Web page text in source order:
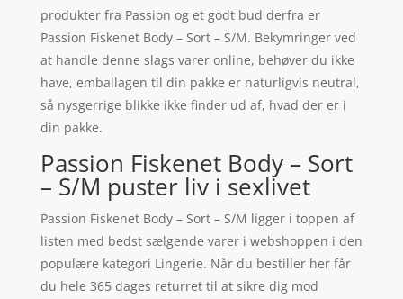
produkter fra Passion og et godt bud derfra er
Passion Fiskenet Body – Sort – S/M. Bekymringer ved
at handle denne slags varer online, behøver du ikke
have, emballagen til din pakke er naturligvis neutral,
så nysgerrige blikke ikke finder ud af, hvad der er i
din pakke.
Passion Fiskenet Body – Sort
– S/M puster liv i sexlivet
Passion Fiskenet Body – Sort – S/M ligger i toppen af
listen med bedst sælgende varer i webshoppen i den
populære kategori Lingerie. Når du bestiller her får
du hele 365 dages returret til at sikre dig mod